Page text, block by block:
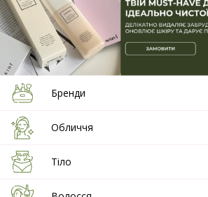
Бренди
Обличчя
Тіло